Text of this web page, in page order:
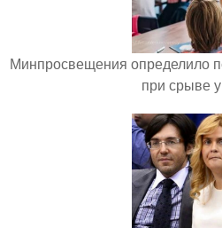
Минпросвещения определило
при срыве